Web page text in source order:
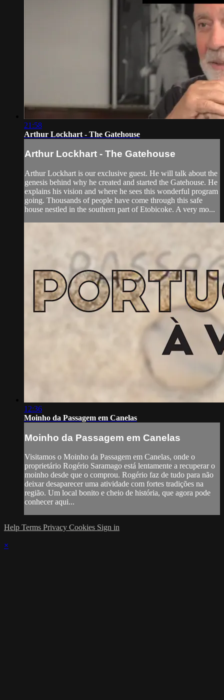
21:58
Arthur Lockhart - The Gatehouse
Arthur Lockhart - The Gatehouse
Arthur Lockhart is our exclusive guest. He will talk about the
genesis behind why he created and started the Gatehouse. He
explains his vision and where he sees this wonderful program
going. Thousands of people have come through this safe
house nestled in the southern part of Etobicoke. A very mo...
12:36
Moinho da Passagem em Canelas
Moinho da Passagem em Canelas
Visitamos o Moinho da Passagem em Canelas, onde o
proprietário Rogério Saramago está lentamente a recuperar o
moinho desde que o comprou. Rogério faz de tudo para não
deixar desaparecer uma atividade com fortes tradições na
região. Um local bonito e cheio de história, que agora pode
conhecer aqui...
Help Terms Privacy Cookies Sign in
×